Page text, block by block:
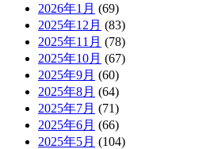
2026年1月 (69)
2025年12月 (83)
2025年11月 (78)
2025年10月 (67)
2025年9月 (60)
2025年8月 (64)
2025年7月 (71)
2025年6月 (66)
2025年5月 (104)